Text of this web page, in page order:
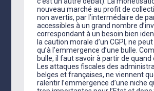
nouveau marché au profit de
non avertis, par l’intermédaire de
accessibles à un grand nombre
correspondant à un besoin bien
la caution morale d’un CGPI, ne
qu’à l’emmergence d’une bulle.
bulle, il faut savoir à partir de quand
Les attaques fiscales des
belges et françaises, ne viennent
ralentir l’emmergence d’une niche